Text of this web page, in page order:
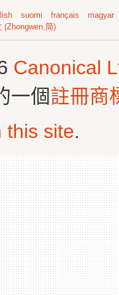
suomi français
magyar
(Zhongwen,简)
Canonical
一個註冊商
this site.